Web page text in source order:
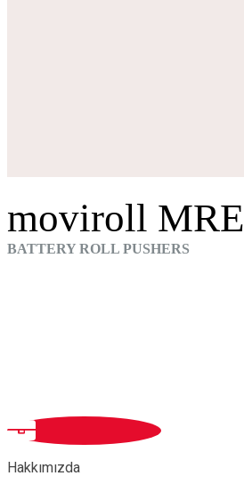
moviroll MRE
BATTERY ROLL PUSHERS
Hakkımızda